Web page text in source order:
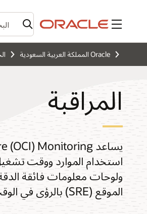
القائمة
Oracle المملكة العربية السعودية
المراقبة
استخدام الموارد ووقت
الموقع (SRE) بالرؤى في الوقت الحقيقي للاستجابة لأوجه الخلل عند حدوثها.